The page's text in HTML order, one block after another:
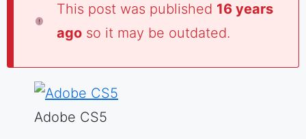
This post was published 16 years
ago so it may be outdated.
Adobe CS5